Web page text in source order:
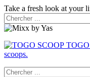
Take a fresh look at your
TOGO
scoops.